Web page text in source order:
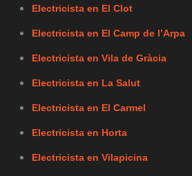
Electricista en El Clot
Electricista en El Camp de l’Arpa
Electricista en Vila de Gràcia
Electricista en La Salut
Electricista en El Carmel
Electricista en Horta
Electricista en Vilapicina